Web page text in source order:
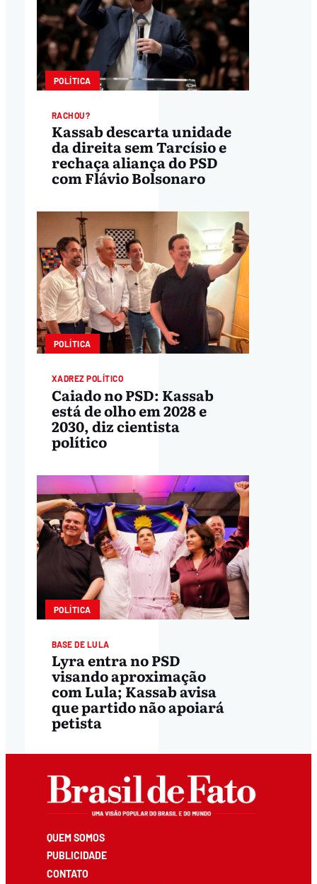
POLÍTICA
RACHOU?
Kassab descarta unidade
da direita sem Tarcísio e
rechaça aliança do PSD
com Flávio Bolsonaro
POLÍTICA
XADREZ POLÍTICO
Caiado no PSD: Kassab
está de olho em 2028 e
2030, diz cientista
político
POLÍTICA
BASE DE LULA
Lyra entra no PSD
visando aproximação
com Lula; Kassab avisa
que partido não apoiará
petista
QUEM SOMOS
PUBLICIDADE
CONTATO